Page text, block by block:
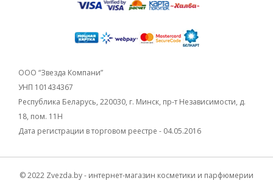
ООО “Звезда Компани”
УНП 101434367
Республика Беларусь, 220030, г. Минск, пр-т Независимости, д.
18, пом. 11Н
Дата регистрации в торговом реестре - 04.05.2016
© 2022 Zvezda.by - интернет-магазин косметики и парфюмерии